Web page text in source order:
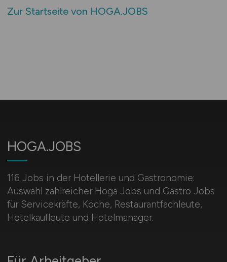
Zur Startseite von HOGA.JOBS
HOGA.JOBS
116 Jobs in der Hotellerie und Gastronomie:
Auswahl zahlreicher Hoga Jobs und Gastro Jobs
für Servicekräfte, Köche, Restaurantfachleute,
Hotelkaufleute und Hotelmanager.